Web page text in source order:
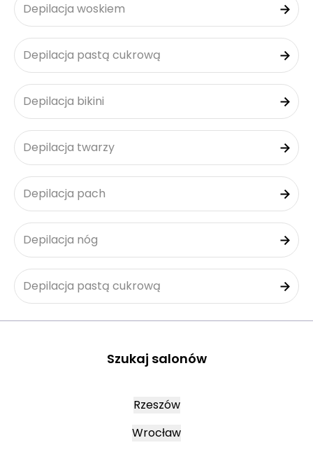
Depilacja woskiem
Depilacja pastą cukrową
Depilacja bikini
Depilacja twarzy
Depilacja pach
Depilacja nóg
Depilacja pastą cukrową
Szukaj salonów
Rzeszów
Wrocław